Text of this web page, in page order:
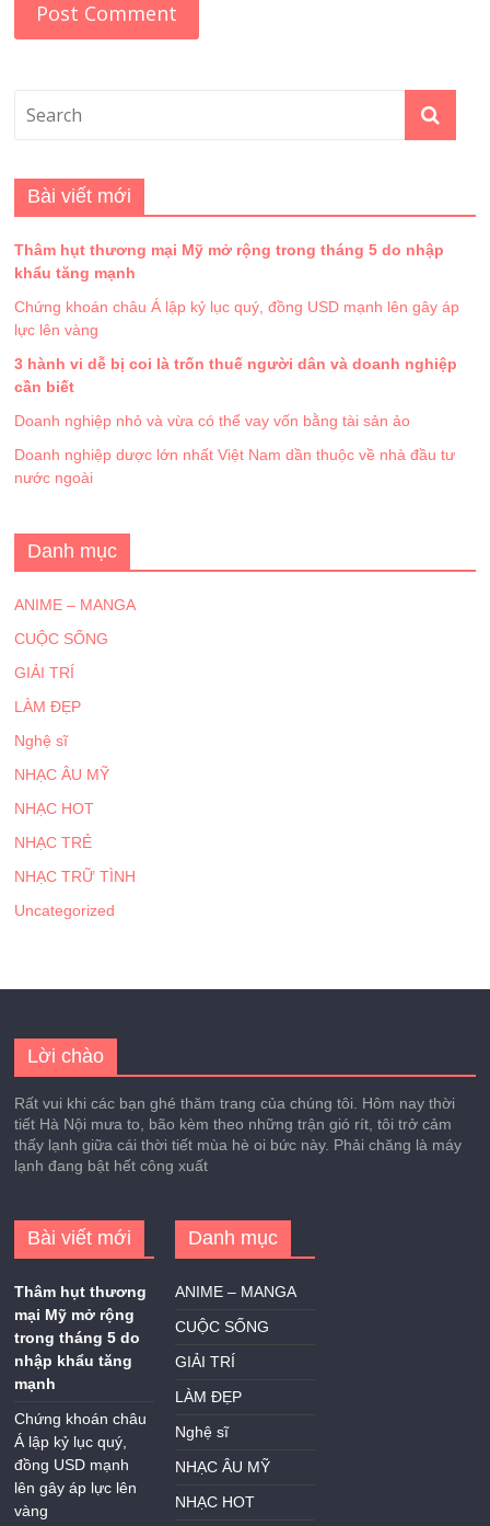
Bài viết mới
Thâm hụt thương mại Mỹ mở rộng trong tháng 5 do nhập
khẩu tăng mạnh
Chứng khoán châu Á lập kỷ lục quý, đồng USD mạnh lên gây áp
lực lên vàng
3 hành vi dễ bị coi là trốn thuế người dân và doanh nghiệp
cần biết
Doanh nghiệp nhỏ và vừa có thể vay vốn bằng tài sản ảo
Doanh nghiệp dược lớn nhất Việt Nam dần thuộc về nhà đầu tư
nước ngoài
Danh mục
ANIME – MANGA
CUỘC SỐNG
GIẢI TRÍ
LÀM ĐẸP
Nghệ sĩ
NHẠC ÂU MỸ
NHẠC HOT
NHẠC TRẺ
NHẠC TRỮ TÌNH
Uncategorized
Lời chào
Rất vui khi các bạn ghé thăm trang của chúng tôi. Hôm nay thời
tiết Hà Nội mưa to, bão kèm theo những trận gió rít, tôi trở cảm
thấy lạnh giữa cái thời tiết mùa hè oi bức này. Phải chăng là máy
lạnh đang bật hết công xuất
Bài viết mới
Thâm hụt thương
mại Mỹ mở rộng
trong tháng 5 do
nhập khẩu tăng
mạnh
Chứng khoán châu
Á lập kỷ lục quý,
đồng USD mạnh
lên gây áp lực lên
vàng
Danh mục
ANIME – MANGA
CUỘC SỐNG
GIẢI TRÍ
LÀM ĐẸP
Nghệ sĩ
NHẠC ÂU MỸ
NHẠC HOT